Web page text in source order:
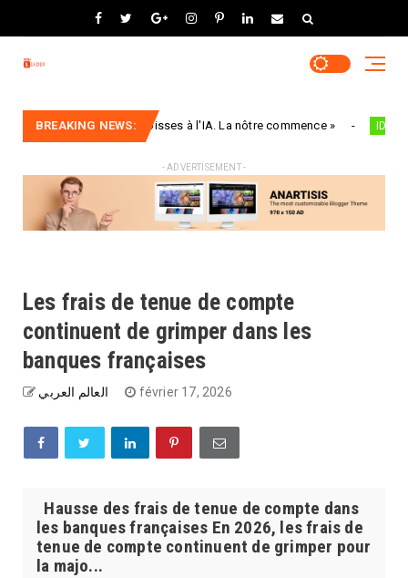
BREAKING NEWS:
confient leurs angoisses à l'IA. La nôtre commence » IDEES
- ADVERTISEMENT -
Les frais de tenue de compte
continuent de grimper dans les
banques françaises
العالم العربي février 17, 2026
Hausse des frais de tenue de compte dans
les banques françaises En 2026, les frais de
tenue de compte continuent de grimper pour
la majo...